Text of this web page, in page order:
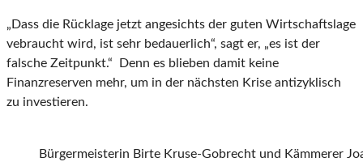
„Dass die Rücklage jetzt angesichts der guten Wirtschaftslage
vebraucht wird, ist sehr bedauerlich“, sagt er, „es ist der
falsche Zeitpunkt.“ Denn es blieben damit keine
Finanzreserven mehr, um in der nächsten Krise antizyklisch
zu investieren.
Bürgermeisterin Birte Kruse-Gobrecht und Kämmerer